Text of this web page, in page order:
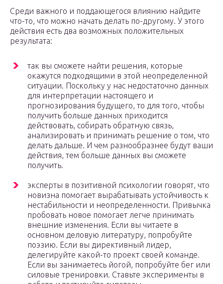
Среди важного и поддающегося влиянию найдите
что-то, что можно начать делать по-другому. У этого
действия есть два возможных положительных
результата:
так вы сможете найти решения, которые
окажутся подходящими в этой неопределенной
ситуации. Поскольку у нас недостаточно данных
для интерпретации настоящего и
прогнозирования будущего, то для того, чтобы
получить больше данных приходится
действовать, собирать обратную связь,
анализировать и принимать решение о том, что
делать дальше. И чем разнообразнее будут ваши
действия, тем больше данных вы сможете
получить.
эксперты в позитивной психологии говорят, что
новизна помогает вырабатывать устойчивость к
нестабильности и неопределенности. Привычка
пробовать новое помогает легче принимать
внешние изменения. Если вы читаете в
основном деловую литературу, попробуйте
поэзию. Если вы директивный лидер,
делегируйте какой-то проект своей команде.
Если вы занимаетесь йогой, попробуйте бег или
силовые тренировки. Ставьте эксперименты в